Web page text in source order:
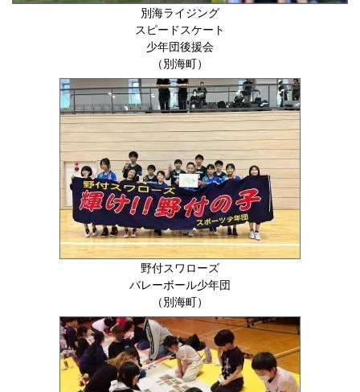
別海ライジング
スピードスケート
少年団後援会
（別海町）
野付スワローズ
バレーボール少年団
（別海町）